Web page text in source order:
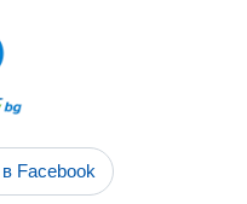
Facebook